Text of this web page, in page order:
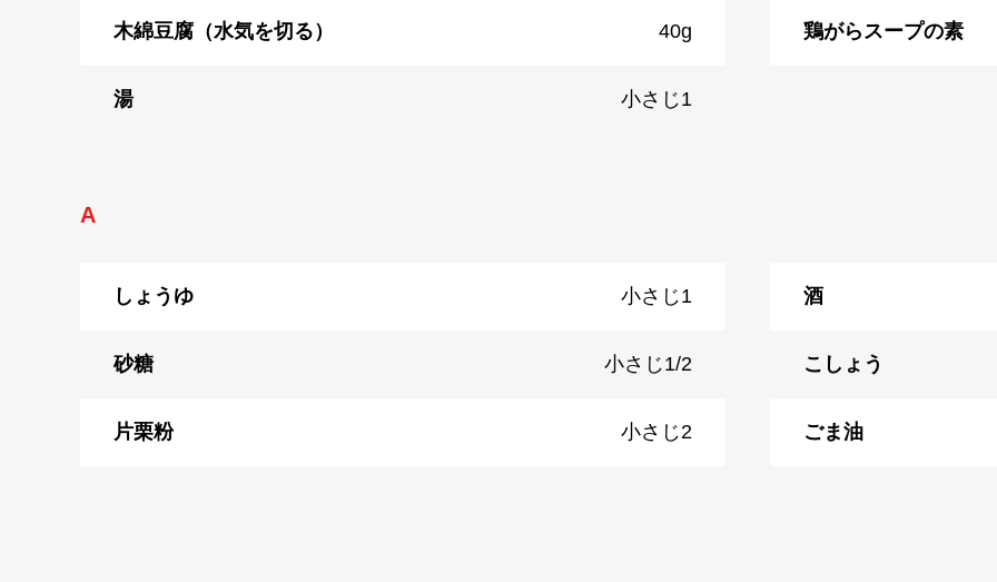
木綿豆腐（水気を切る） 40g 鶏がらスープの素
湯 小さじ1
A
しょうゆ 小さじ1 酒
砂糖 小さじ1/2 こしょう
片栗粉 小さじ2 ごま油